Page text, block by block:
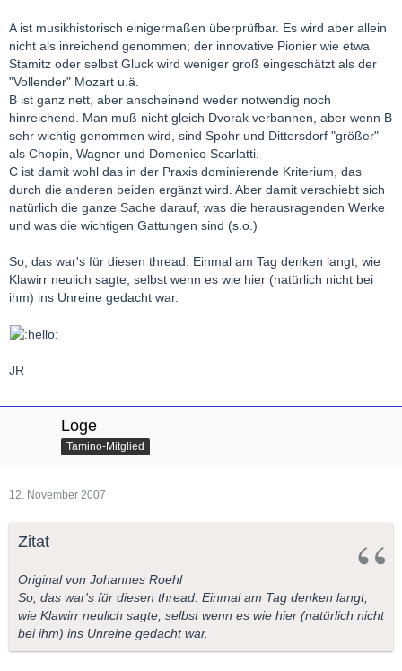
A ist musikhistorisch einigermaßen überprüfbar. Es wird aber allein
nicht als inreichend genommen; der innovative Pionier wie etwa
Stamitz oder selbst Gluck wird weniger groß eingeschätzt als der
"Vollender" Mozart u.ä.
B ist ganz nett, aber anscheinend weder notwendig noch
hinreichend. Man muß nicht gleich Dvorak verbannen, aber wenn B
sehr wichtig genommen wird, sind Spohr und Dittersdorf "größer"
als Chopin, Wagner und Domenico Scarlatti.
C ist damit wohl das in der Praxis dominierende Kriterium, das
durch die anderen beiden ergänzt wird. Aber damit verschiebt sich
natürlich die ganze Sache darauf, was die herausragenden Werke
und was die wichtigen Gattungen sind (s.o.)
So, das war's für diesen thread. Einmal am Tag denken langt, wie
Klawirr neulich sagte, selbst wenn es wie hier (natürlich nicht bei
ihm) ins Unreine gedacht war.
JR
Loge
Tamino-Mitglied
12. November 2007
Zitat
Original von Johannes Roehl
So, das war's für diesen thread. Einmal am Tag denken langt,
wie Klawirr neulich sagte, selbst wenn es wie hier (natürlich nicht
bei ihm) ins Unreine gedacht war.